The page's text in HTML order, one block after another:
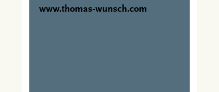
www.thomas-wunsch.com